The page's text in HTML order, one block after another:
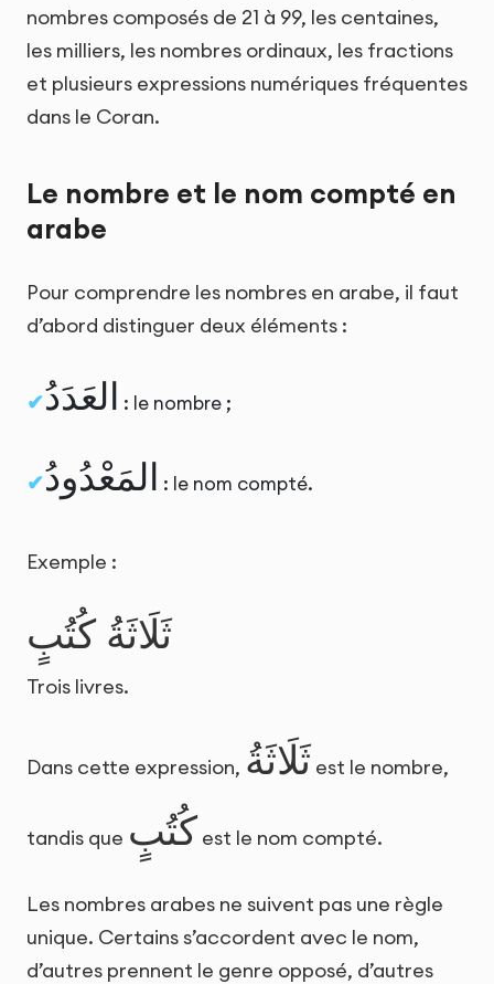
nombres composés de 21 à 99, les centaines,
les milliers, les nombres ordinaux, les fractions
et plusieurs expressions numériques fréquentes
dans le Coran.
Le nombre et le nom compté en
arabe
Pour comprendre les nombres en arabe, il faut
d’abord distinguer deux éléments :
العَدَدُ : le nombre ;
المَعْدُودُ : le nom compté.
Exemple :
ثَلَاثَةُ كُتُبٍ
Trois livres.
Dans cette expression, ثَلَاثَةُ est le nombre,
tandis que كُتُبٍ est le nom compté.
Les nombres arabes ne suivent pas une règle
unique. Certains s’accordent avec le nom,
d’autres prennent le genre opposé, d’autres